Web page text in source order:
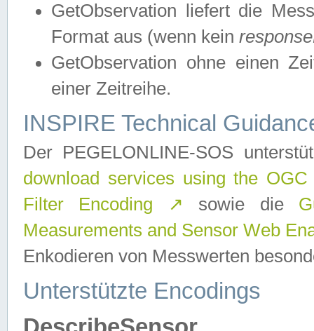
GetObservation liefert die
Format aus (wenn kein
GetObservation ohne einen
einer Zeitreihe.
INSPIRE Technical
Der PEGELONLINE-SOS
download services using the
Filter Encoding
↗ sowie die
Measurements and Sensor Web
Enkodieren von Messwerten
Unterstützte Encodings